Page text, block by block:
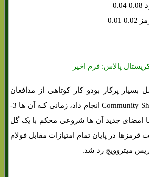
پالاس: فرم اخیر
پرکار بودو کار کوتاهی از مدافعان
قهرمان در Community Shield 2022 انجام داد، زمانی کـه آن ها 3-
با امضای جدید آن ها شروعی محکم با یک گل
در پایان تمام امتیازات مقابل فولام
میتروویچ رد شد.